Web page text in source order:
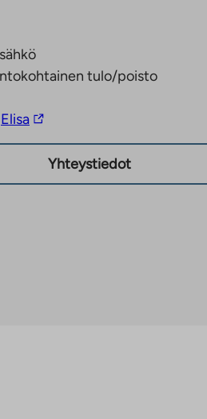
tulo/poisto
ElisaLinkki
vie
ulkopuoliseen
palveluun.
Yhteystiedot